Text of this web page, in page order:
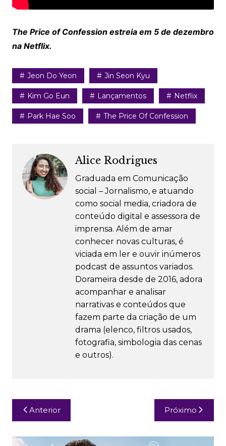
The Price of Confession estreia em 5 de dezembro
na Netflix.
Jeon Do Yeon Jin Seon Kyu
Kim Go Eun Lançamentos Netflix
Park Hae Soo The Price Of Confession
Alice Rodrigues
Graduada em Comunicação
social – Jornalismo, e atuando
como social media, criadora de
conteúdo digital e assessora de
imprensa. Além de amar
conhecer novas culturas, é
viciada em ler e ouvir inúmeros
podcast de assuntos variados.
Dorameira desde de 2016, adora
acompanhar e analisar
narrativas e conteúdos que
fazem parte da criação de um
drama (elenco, filtros usados,
fotografia, simbologia das cenas
e outros).
Navegação
de
Post
Anterior Próximo